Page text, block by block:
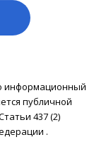
информационный
публичной
437 (2)
.